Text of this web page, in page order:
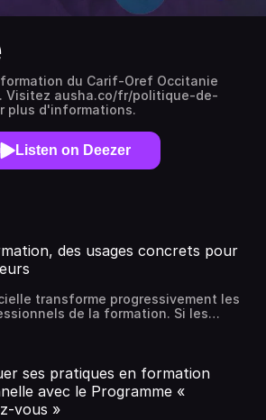
du Carif-Oref Occitanie
Visitez ausha.co/fr/politique-de-
plus d'informations.
Listen on Deezer
des usages concrets pour
transforme progressivement les
de la formation. Si les
en avant les gains de
est plus nuancée.Dans cet épisode,
Formation. Son parcours original,
singulier sur l'intelligence
ne sont jamais les technologies qui
mais les usages que les
ses pratiques en formation
avec le Programme «
vous »